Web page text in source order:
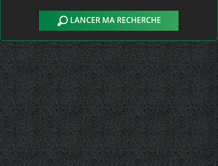
LANCER MA RECHERCHE